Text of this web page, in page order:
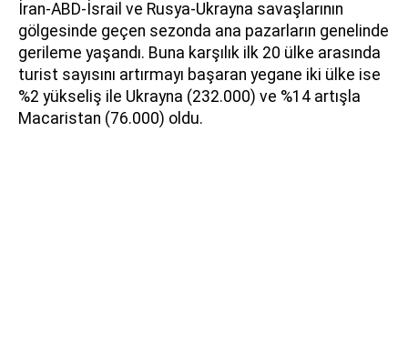
İran-ABD-İsrail ve Rusya-Ukrayna savaşlarının
gölgesinde geçen sezonda ana pazarların genelinde
gerileme yaşandı. Buna karşılık ilk 20 ülke arasında
turist sayısını artırmayı başaran yegane iki ülke ise
%2 yükseliş ile Ukrayna (232.000) ve %14 artışla
Macaristan (76.000) oldu.